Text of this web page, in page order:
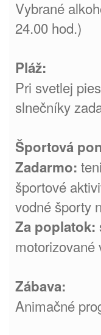
Vybrané
24.00 hod.)
Pláž:
Pri svetlej
slnečníky
Športová
Zadarmo:
športové
vodné športy
Za poplatok:
motorizované
Zábava:
Animačné